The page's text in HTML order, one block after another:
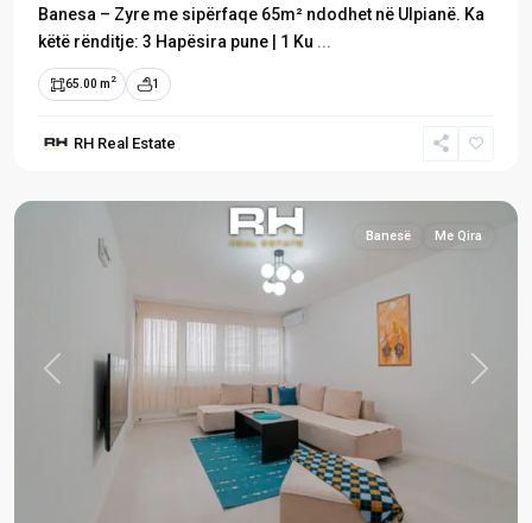
Banesa – Zyre me sipërfaqe 65m² ndodhet në Ulpianë. Ka
këtë rënditje: 3 Hapësira pune | 1 Ku ...
65.00 m 2 1
RH Real Estate
Ulpianë ,
Previous Next
Banesë Me Qira